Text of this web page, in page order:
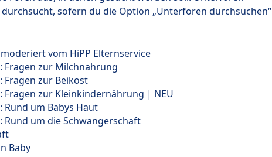
sofern du die Option „Unterforen durchsuchen“